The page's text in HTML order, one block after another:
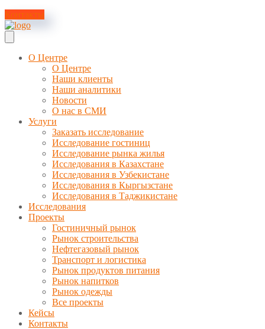
Контакты
О Центре
О Центре
Наши клиенты
Наши аналитики
Новости
О нас в СМИ
Услуги
Заказать исследование
Исследование гостиниц
Исследование рынка жилья
Исследования в Казахстане
Исследования в Узбекистане
Исследования в Кыргызстане
Исследования в Таджикистане
Исследования
Проекты
Гостиничный рынок
Рынок строительства
Нефтегазовый рынок
Транспорт и логистика
Рынок продуктов питания
Рынок напитков
Рынок одежды
Все проекты
Кейсы
Контакты